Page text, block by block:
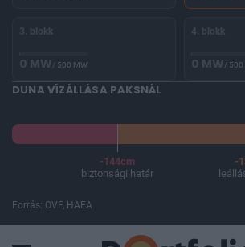
3. blokk
0 MW/ 500 MW
4. blokk
0 MW/ 500
DUNA VÍZÁLLÁSA PAKSNÁL
-144cm
biztonsági határ
-
Forrás: OVF, HAEA